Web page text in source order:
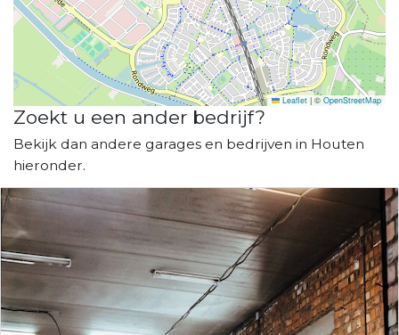
Leaflet | © OpenStreetMap
Zoekt u een ander bedrijf?
Bekijk dan andere garages en bedrijven in Houten
hieronder.